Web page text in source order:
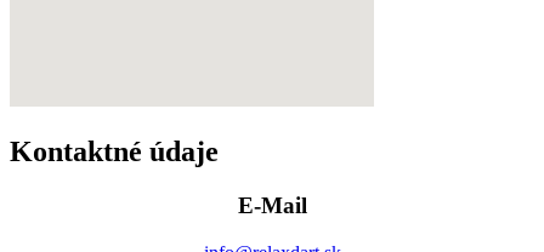
Kontaktné údaje
E-Mail